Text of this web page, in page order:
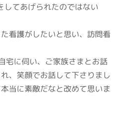
してあげられたのではない
看護がしたいと思い、訪問看
宅に伺い、ご家族さまとお話
、笑顔でお話して下さりまし
当に素敵だなと改めて思いま